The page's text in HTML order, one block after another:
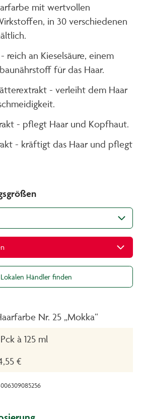
mit wertvollen
in 30 verschiedenen
reich an Kieselsäure, einem
für das Haar.
- verleiht dem Haar
- pflegt Haar und Kopfhaut.
- kräftigt das Haar und pflegt
Lokalen Händler finden
Nr. 25 „Mokka“
à 125 ml
€